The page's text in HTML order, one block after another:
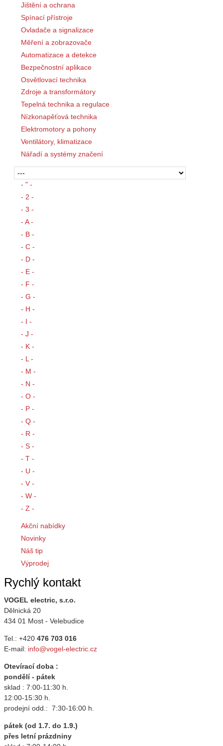
Jištění a ochrana
Spínací přístroje
Ovladače a signalizace
Měření a zobrazovače
Automatizace a detekce
Bezpečnostní aplikace
Osvětlovací technika
Zdroje a transformátory
Tepelná technika a regulace
Nízkonapěťová technika
Elektromotory a pohony
Ventilátory, klimatizace
Nářadí a systémy značení
- " -
- 2 -
- 3 -
- A -
- B -
- C -
- D -
- E -
- F -
- G -
- H -
- I -
- J -
- K -
- L -
- M -
- N -
- O -
- P -
- Q -
- R -
- S -
- T -
- U -
- V -
- W -
- Z -
Akční nabídky
Novinky
Náš tip
Výprodej
Rychlý kontakt
VOGEL electric, s.r.o.
Dělnická 20
434 01 Most - Velebudice
Tel.: +420 476 703 016
E-mail: info@vogel-electric.cz
Otevírací doba :
pondělí - pátek
sklad : 7:00-11:30 h.
12:00-15:30 h.
prodejní odd.: 7:30-16:00 h.
pátek (od 1.7. do 1.9.)
přes letní prázdniny